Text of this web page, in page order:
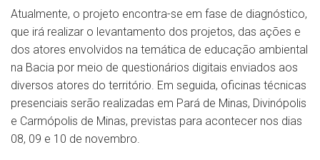
Atualmente, o projeto encontra-se em fase de diagnóstico,
que irá realizar o levantamento dos projetos, das ações e
dos atores envolvidos na temática de educação ambiental
na Bacia por meio de questionários digitais enviados aos
diversos atores do território. Em seguida, oficinas técnicas
presenciais serão realizadas em Pará de Minas, Divinópolis
e Carmópolis de Minas, previstas para acontecer nos dias
08, 09 e 10 de novembro.